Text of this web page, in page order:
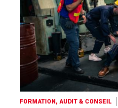
FORMATION, AUDIT & CONSEIL